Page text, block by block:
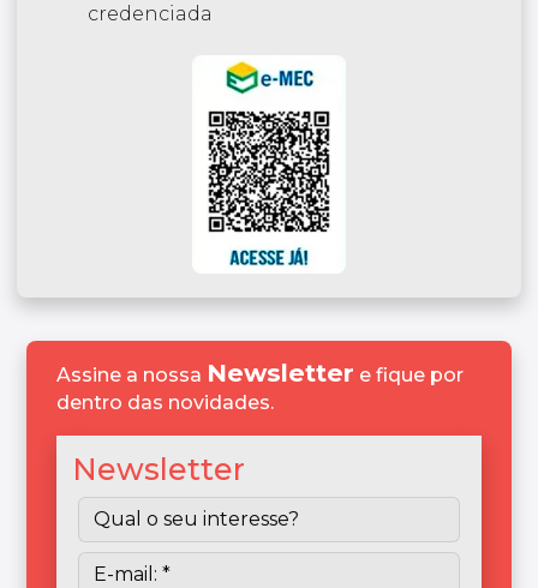
credenciada
Assine a nossa Newsletter e fique por
dentro das novidades.
Newsletter